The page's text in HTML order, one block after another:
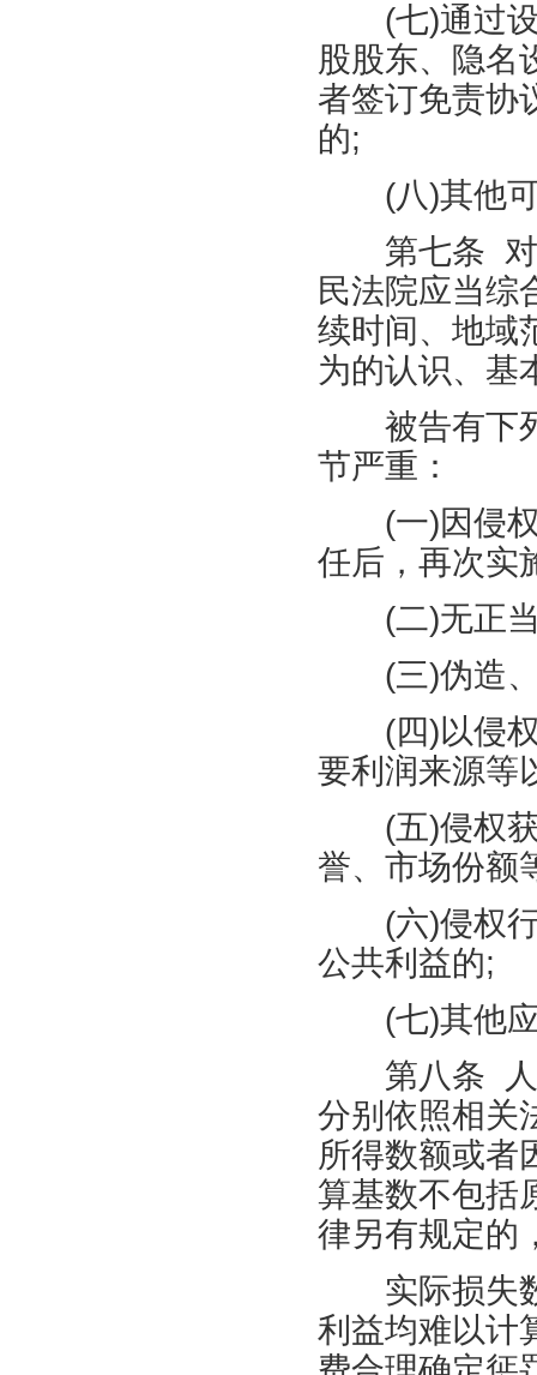
(七)通过
股股东、隐名
者签订免责协
的;
(八)其他
第七条
民法院应当综
续时间、地域
为的认识、基
被告有下列
节严重：
(一)因侵
任后，再次实
(二)无正
(三)伪造
(四)以侵
要利润来源等
(五)侵权
誉、市场份额
(六)侵权
公共利益的;
(七)其他
第八条
分别依照相关
所得数额或者
算基数不包括
律另有规定的
实际损失数
利益均难以计